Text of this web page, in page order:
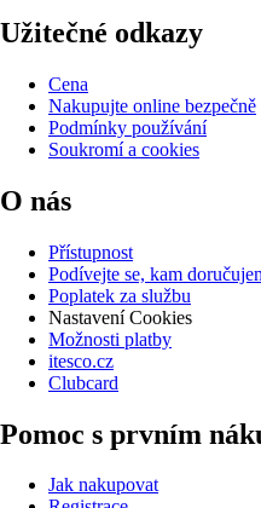
Užitečné odkazy
Cena
Nakupujte online bezpečně
Podmínky používání
Soukromí a cookies
O nás
Přístupnost
Podívejte se, kam
Poplatek za službu
Nastavení Cookies
Možnosti platby
itesco.cz
Clubcard
Pomoc s prvním
Jak nakupovat